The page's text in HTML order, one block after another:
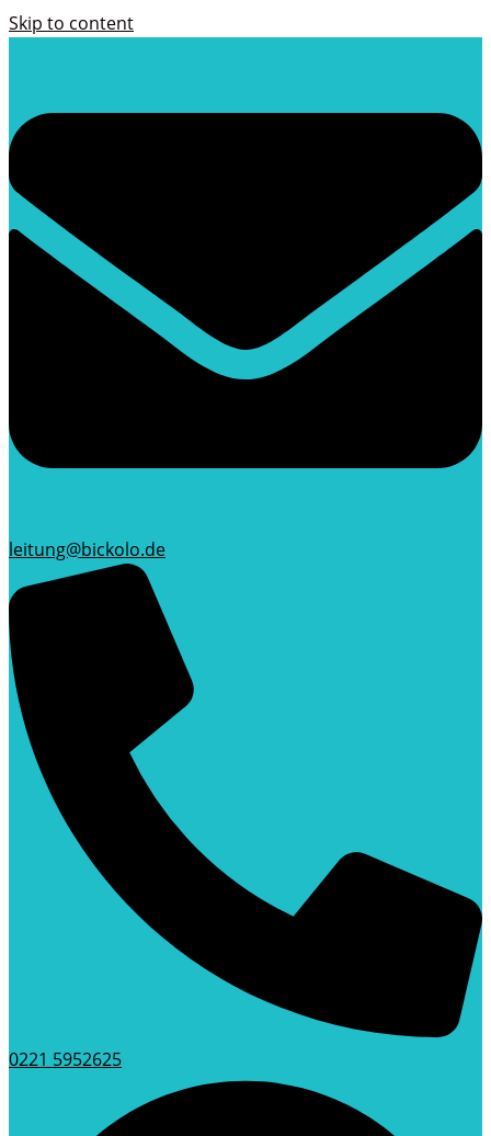
Skip to content
leitung@bickolo.de
0221 5952625